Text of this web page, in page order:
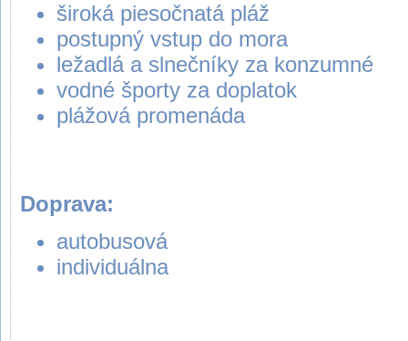
široká piesočnatá pláž
postupný vstup do mora
ležadlá a slnečníky za konzumné
vodné športy za doplatok
plážová promenáda
Doprava:
autobusová
individuálna